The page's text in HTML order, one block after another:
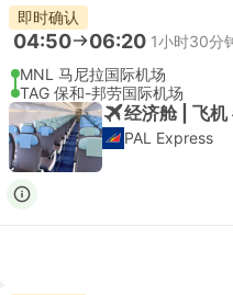
即时确认
04:50 06:20 1小时30分
MNL 马尼拉国际机场
TAG 保和-邦劳国际机场
经济舱 | 飞
PAL Express